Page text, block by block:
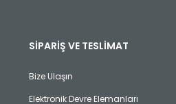
SİPARİŞ VE TESLİMAT
Bize Ulaşın
Elektronik Devre Elemanları